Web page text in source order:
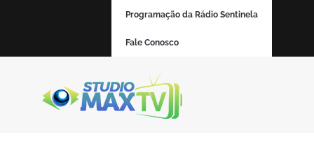
Programação da Rádio Sentinela
Fale Conosco